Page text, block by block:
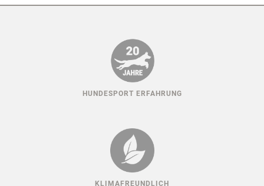
HUNDESPORT ERFAHRUNG
KLIMAFREUNDLICH